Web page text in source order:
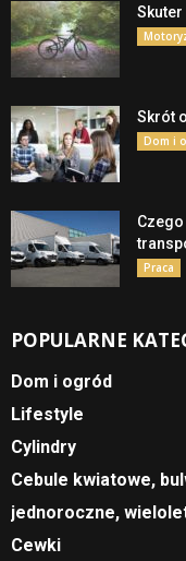
Skrót
Dom i
Praca
POPULARNE
Dom i ogród
Lifestyle
Cylindry
Cebule kwiatowe,
jednoroczne,
Cewki